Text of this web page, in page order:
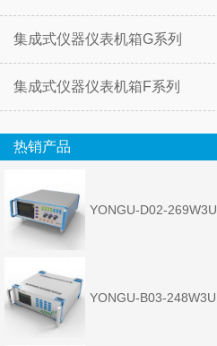
集成式仪器仪表机箱G系列
集成式仪器仪表机箱F系列
热销产品
YONGU-D02-269W3U
YONGU-B03-248W3U